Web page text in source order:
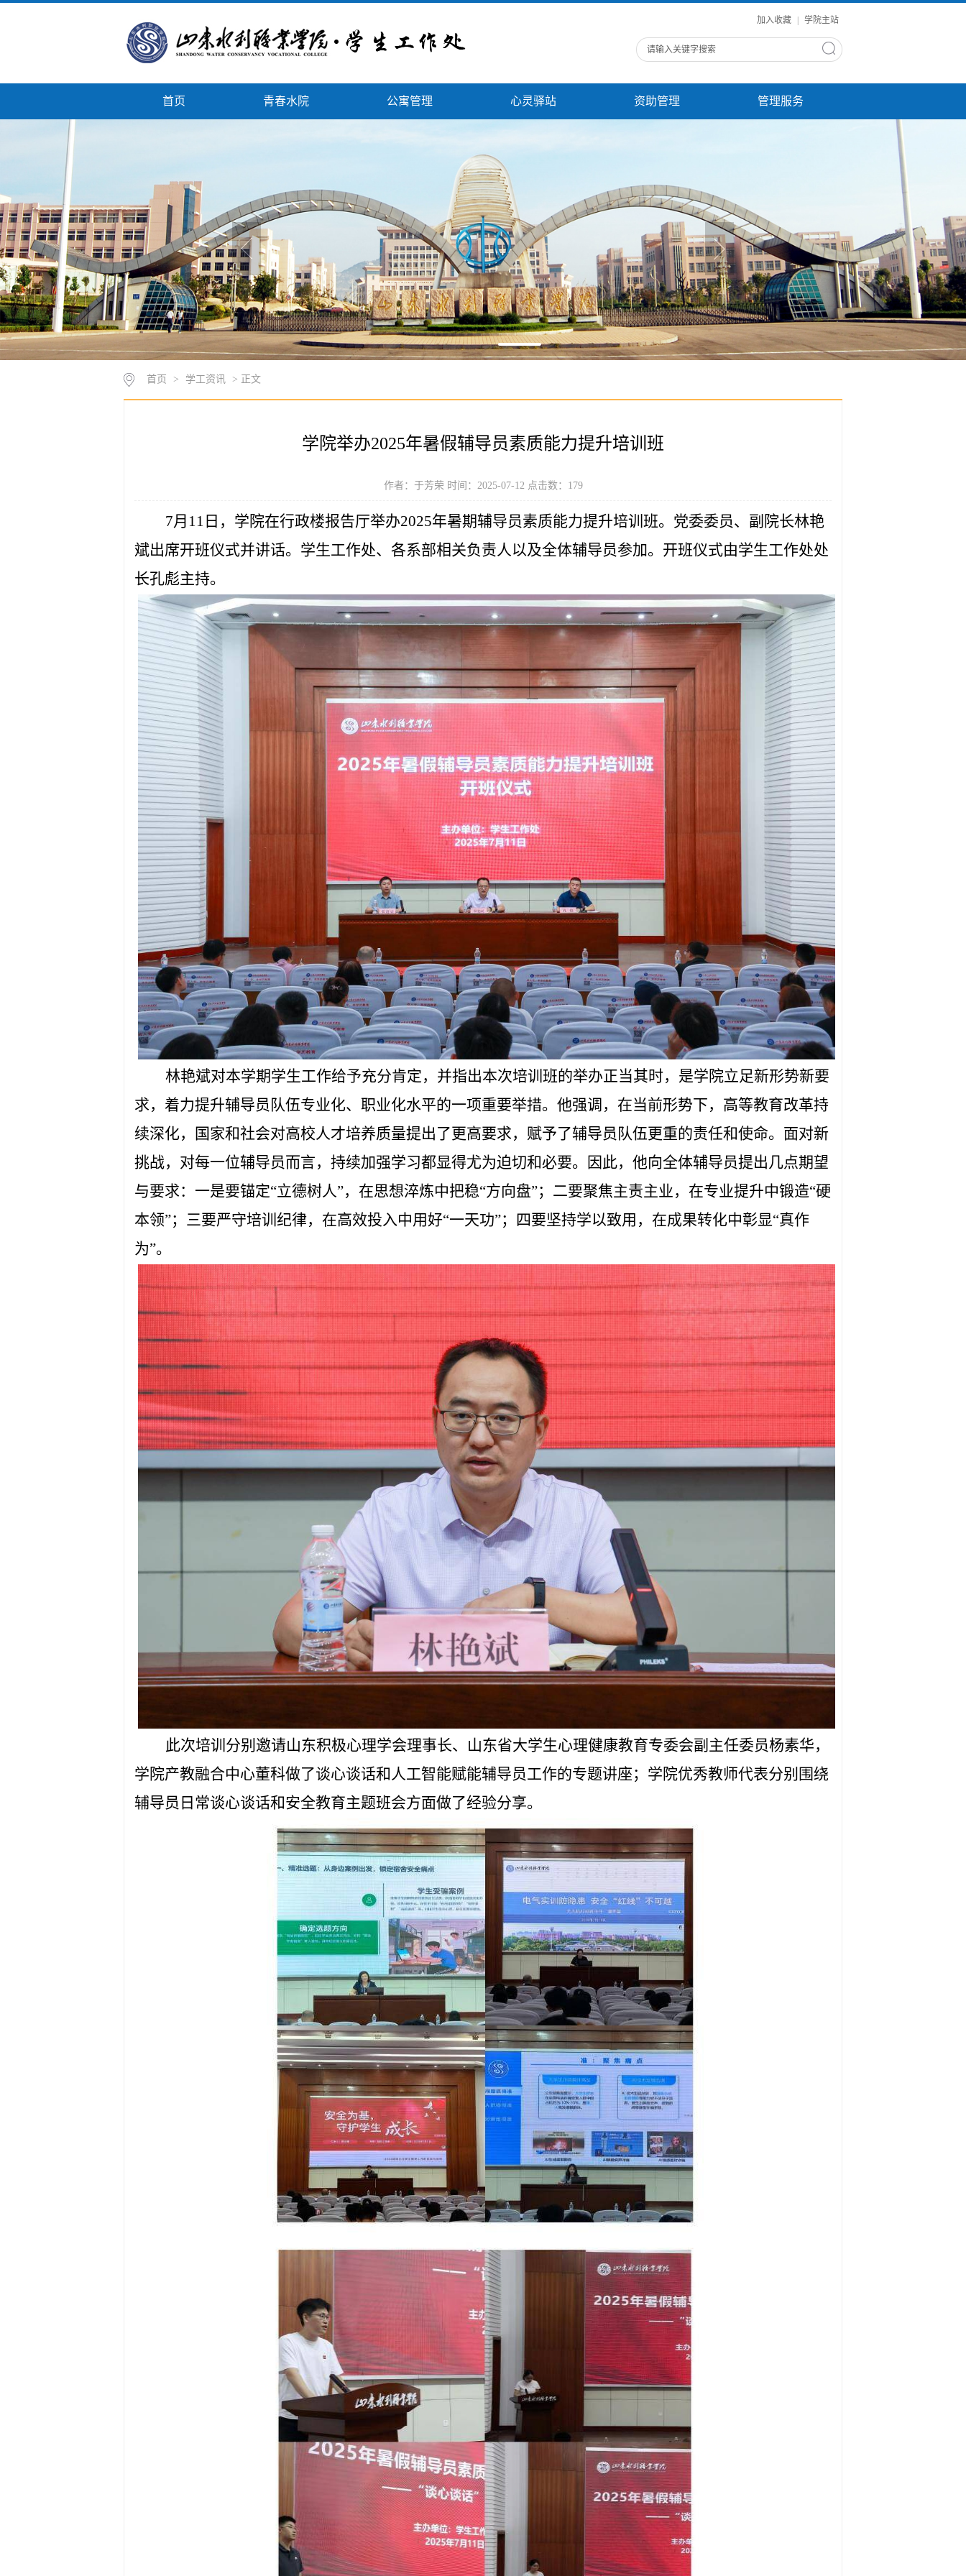
加入收藏 学院主站
首页 青春水院 公寓管理 心灵驿站 资助管理 管理服务
首页 > 学工资讯 > 正文
学院举办2025年暑假辅导员素质能力提升培训班
作者：于芳荣 时间：2025-07-12 点击数： 179
7月11日，学院在行政楼报告厅举办2025年暑期辅导员素质能力提升培训班。党委委员、副院长林艳
斌出席开班仪式并讲话。学生工作处、各系部相关负责人以及全体辅导员参加。开班仪式由学生工作处处
长孔彪主持。
林艳斌对本学期学生工作给予充分肯定，并指出本次培训班的举办正当其时，是学院立足新形势新要
求，着力提升辅导员队伍专业化、职业化水平的一项重要举措。他强调，在当前形势下，高等教育改革持
续深化，国家和社会对高校人才培养质量提出了更高要求，赋予了辅导员队伍更重的责任和使命。面对新
挑战，对每一位辅导员而言，持续加强学习都显得尤为迫切和必要。因此，他向全体辅导员提出几点期望
与要求：一是要锚定“立德树人”，在思想淬炼中把稳“方向盘”；二要聚焦主责主业，在专业提升中锻造“硬
本领”；三要严守培训纪律，在高效投入中用好“一天功”；四要坚持学以致用，在成果转化中彰显“真作
为”。
此次培训分别邀请山东积极心理学会理事长、山东省大学生心理健康教育专委会副主任委员杨素华，
学院产教融合中心董科做了谈心谈话和人工智能赋能辅导员工作的专题讲座；学院优秀教师代表分别围绕
辅导员日常谈心谈话和安全教育主题班会方面做了经验分享。